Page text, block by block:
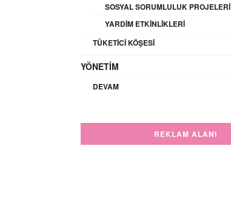
SOSYAL SORUMLULUK PROJELERI
YARDIM ETKINLIKLERI
TÜKETICI KÖŞESI
YÖNETIM
DEVAM
REKLAM ALANI